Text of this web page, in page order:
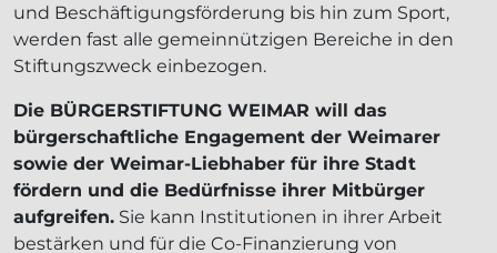
und Beschäftigungsförderung bis hin zum Sport,
werden fast alle gemeinnützigen Bereiche in den
Stiftungszweck einbezogen.
Die BÜRGERSTIFTUNG WEIMAR will das
bürgerschaftliche Engagement der Weimarer
sowie der Weimar-Liebhaber für ihre Stadt
fördern und die Bedürfnisse ihrer Mitbürger
aufgreifen. Sie kann Institutionen in ihrer Arbeit
bestärken und für die Co-Finanzierung von